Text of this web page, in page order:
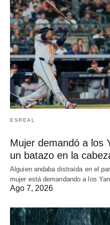
ESREAL
Mujer demandó a los
un batazo en la
Alguien andaba distraída en el
mujer está demandando a los
Ago 7, 2026